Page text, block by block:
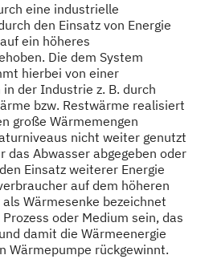
eine industrielle
den Einsatz von Energie
ein höheres
Die dem System
hierbei von einer
der Industrie z. B. durch
bzw. Restwärme realisiert
große Wärmemengen
nicht weiter genutzt
das Abwasser abgegeben oder
Einsatz weiterer Energie
auf dem höheren
Wärmesenke bezeichnet
oder Medium sein, das
damit die Wärmeenergie
Wärmepumpe rückgewinnt.